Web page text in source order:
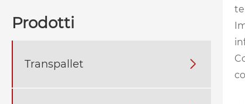
Prodotti
Transpallet 